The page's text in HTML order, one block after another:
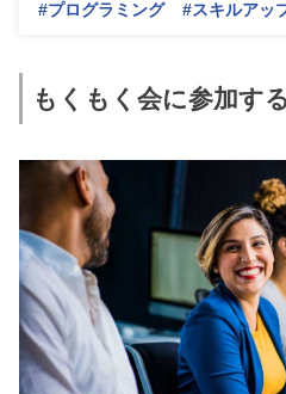
#プログラミング
#スキルアッ
もくもく会に参加す